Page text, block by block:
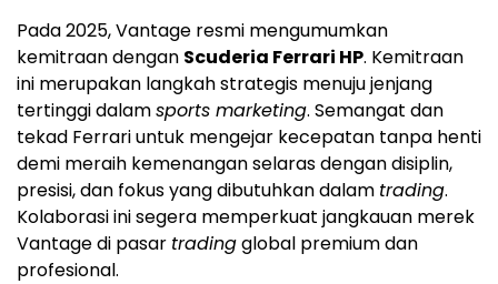
Pada 2025, Vantage resmi mengumumkan
kemitraan dengan Scuderia Ferrari HP. Kemitraan
ini merupakan langkah strategis menuju jenjang
tertinggi dalamsports marketing. Semangat dan
tekad Ferrari untuk mengejar kecepatan tanpa henti
demi meraih kemenangan selaras dengan disiplin,
presisi, dan fokus yang dibutuhkan dalam trading.
Kolaborasi ini segera memperkuat jangkauan merek
Vantage di pasar tradingglobal premium dan
profesional.